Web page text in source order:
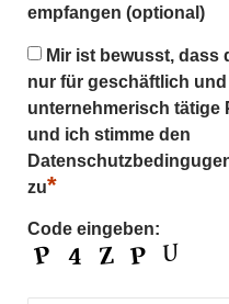
empfangen (optional)
Mir ist bewusst, dass
nur für geschäftlich und
unternehmerisch tätige
und ich stimme den
zu*
Code eingeben: